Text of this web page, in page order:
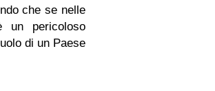
che se nelle
un pericoloso
di un Paese